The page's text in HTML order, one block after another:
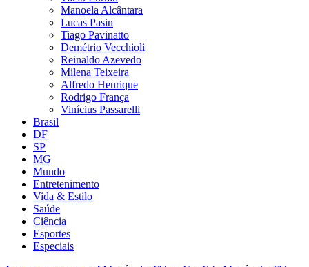
Manoela Alcântara
Lucas Pasin
Tiago Pavinatto
Demétrio Vecchioli
Reinaldo Azevedo
Milena Teixeira
Alfredo Henrique
Rodrigo França
Vinícius Passarelli
Brasil
DF
SP
MG
Mundo
Entretenimento
Vida & Estilo
Saúde
Ciência
Esportes
Especiais